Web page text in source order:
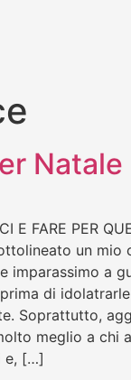
Natale
E FARE PER
un mio
imparassimo a
di
Soprattutto,
meglio a chi
e, […]